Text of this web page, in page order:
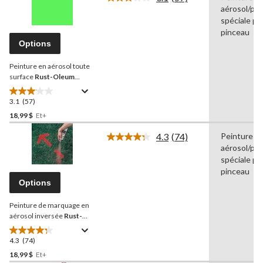
Options
Peinture en aérosol toute
surface Rust-Oleum
Specialty, fluorescent,
312 g
3.1 (57)
3.1
étoile(s)
sur
évaluations
18,99 $ Et+
commentaires.
aérosol/
spéciale
pinceau
Options
Peinture de marquage en
aérosol inversée Rust-
OleumProfessional, 426 g
4.3 (74)
4.3
étoile(s)
18,99 $ Et+
4.3 Lire
commentaires.
(74)
Peinture
aérosol/
spéciale
pinceau